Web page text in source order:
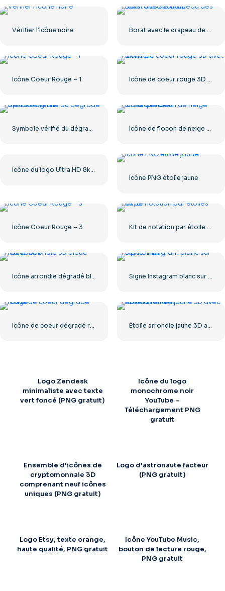
Vérifier l'icône noire Borat avec le drapeau des États-Unis souriant
Icône Coeur Rouge – 1 Icône de coeur rouge 3D avec ombre
Symbole vérifié du dégradé bleu Instagram Icône de flocon de neige classique bleu
Icône du logo Ultra HD 8k monochrome noir
Icône PNG étoile jaune
Icône Coeur Rouge – 3 Kit de notation par étoiles UX/UI
Icône arrondie dégradé bleu Facebook Signe Instagram blanc sur cercle noir
Icône de coeur dégradé rouge Étoile arrondie jaune 3D avec éblouissement
Logo Zendesk
minimaliste avec texte
vert foncé (PNG gratuit)
Icône du logo
monochrome noir
YouTube –
Téléchargement PNG
gratuit
Ensemble d'icônes de
cryptomonnaie 3D
comprenant neuf icônes
uniques (PNG gratuit)
Logo d'astronaute facteur
(PNG gratuit)
Logo Etsy, texte orange,
haute qualité, PNG gratuit
Icône YouTube Music,
bouton de lecture rouge,
PNG gratuit